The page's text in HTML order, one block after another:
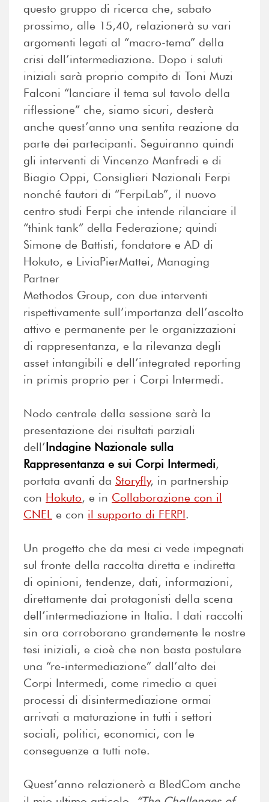
questo gruppo di ricerca che, sabato
prossimo, alle 15,40, relazionerà su vari
argomenti legati al “macro-tema” della
crisi dell’intermediazione. Dopo i saluti
iniziali sarà proprio compito di Toni Muzi
Falconi “lanciare il tema sul tavolo della
riflessione” che, siamo sicuri, desterà
anche quest’anno una sentita reazione da
parte dei partecipanti. Seguiranno quindi
gli interventi di Vincenzo Manfredi e di
Biagio Oppi, Consiglieri Nazionali Ferpi
nonché fautori di “FerpiLab”, il nuovo
centro studi Ferpi che intende rilanciare il
“think tank” della Federazione; quindi
Simone de Battisti, fondatore e AD di
Hokuto, e LiviaPierMattei, Managing
Partner
Methodos Group, con due interventi
rispettivamente sull’importanza dell’ascolto
attivo e permanente per le organizzazioni
di rappresentanza, e la rilevanza degli
asset intangibili e dell’integrated reporting
in primis proprio per i Corpi Intermedi.
Nodo centrale della sessione sarà la
presentazione dei risultati parziali
dell’Indagine Nazionale sulla
Rappresentanza e sui Corpi Intermedi,
portata avanti da Storyfly, in partnership
con Hokuto, e in Collaborazione con il
CNEL e con il supporto di FERPI.
Un progetto che da mesi ci vede impegnati
sul fronte della raccolta diretta e indiretta
di opinioni, tendenze, dati, informazioni,
direttamente dai protagonisti della scena
dell’intermediazione in Italia. I dati raccolti
sin ora corroborano grandemente le nostre
tesi iniziali, e cioè che non basta postulare
una “re-intermediazione” dall’alto dei
Corpi Intermedi, come rimedio a quei
processi di disintermediazione ormai
arrivati a maturazione in tutti i settori
sociali, politici, economici, con le
conseguenze a tutti note.
Quest’anno relazionerò a BledCom anche